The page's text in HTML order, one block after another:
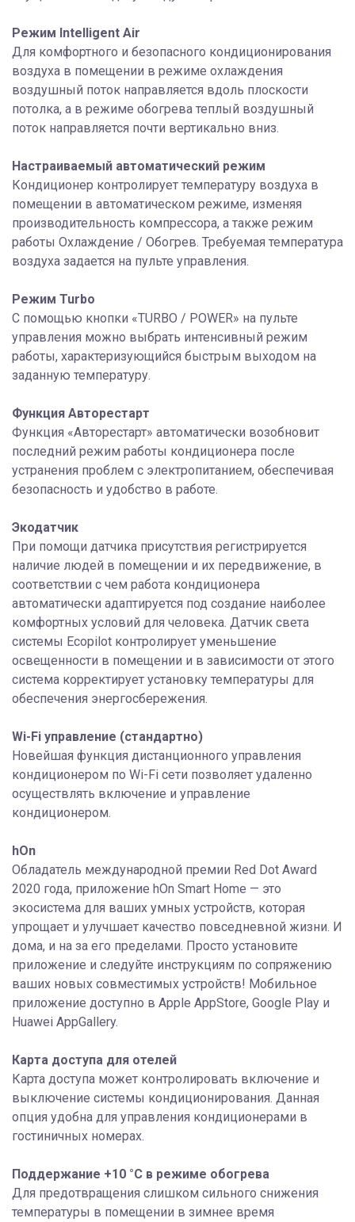
Режим Intelligent Air
Для комфортного и безопасного кондиционирования
воздуха в помещении в режиме охлаждения
воздушный поток направляется вдоль плоскости
потолка, а в режиме обогрева теплый воздушный
поток направляется почти вертикально вниз.
Настраиваемый автоматический режим
Кондиционер контролирует температуру воздуха в
помещении в автоматическом режиме, изменяя
производительность компрессора, а также режим
работы Охлаждение / Обогрев. Требуемая температура
воздуха задается на пульте управления.
Режим Turbo
С помощью кнопки «TURBO / POWER» на пульте
управления можно выбрать интенсивный режим
работы, характеризующийся быстрым выходом на
заданную температуру.
Функция Авторестарт
Функция «Авторестарт» автоматически возобновит
последний режим работы кондиционера после
устранения проблем с электропитанием, обеспечивая
безопасность и удобство в работе.
Экодатчик
При помощи датчика присутствия регистрируется
наличие людей в помещении и их передвижение, в
соответствии с чем работа кондиционера
автоматически адаптируется под создание наиболее
комфортных условий для человека. Датчик света
системы Ecopilot контролирует уменьшение
освещенности в помещении и в зависимости от этого
система корректирует установку температуры для
обеспечения энергосбережения.
Wi-Fi управление (стандартно)
Новейшая функция дистанционного управления
кондиционером по Wi-Fi сети позволяет удаленно
осуществлять включение и управление
кондиционером.
hOn
Обладатель международной премии Red Dot Award
2020 года, приложение hOn Smart Home — это
экосистема для ваших умных устройств, которая
упрощает и улучшает качество повседневной жизни. И
дома, и на за его пределами. Просто установите
приложение и следуйте инструкциям по сопряжению
ваших новых совместимых устройств! Мобильное
приложение доступно в Apple AppStore, Google Play и
Huawei AppGallery.
Карта доступа для отелей
Карта доступа может контролировать включение и
выключение системы кондиционирования. Данная
опция удобна для управления кондиционерами в
гостиничных номерах.
Поддержание +10 °С в режиме обогрева
Для предотвращения слишком сильного снижения
температуры в помещении в зимнее время